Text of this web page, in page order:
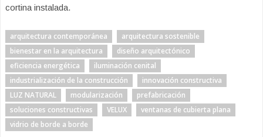
cortina instalada.
arquitectura contemporánea
arquitectura sostenible
bienestar en la arquitectura
diseño arquitectónico
eficiencia energética
iluminación cenital
industrialización de la construcción
innovación constructiva
LUZ NATURAL
modularización
prefabricación
soluciones constructivas
VELUX
ventanas de cubierta plana
vidrio de borde a borde